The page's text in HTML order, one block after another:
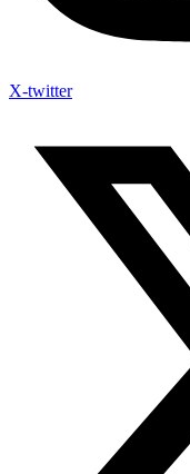
X-twitter